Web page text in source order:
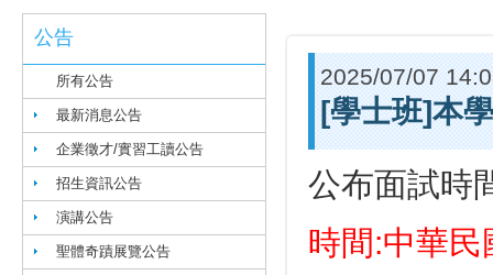
公告
所有公告
最新消息公告
企業徵才/實習工讀公告
招生資訊公告
演講公告
聖體奇蹟展覽公告
2025/07/07
[學士班]本
公布面試時
時間:中華